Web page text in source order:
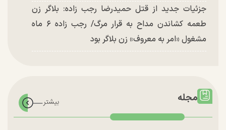
جزئیات جدید از قتل حمیدرضا رجب زاده: بلاگر زن
طعمه کشاندن مداح به قرار مرگ/ رجب زاده ۶ ماه
مشغول «امر به معروف» زن بلاگر بود
مجله